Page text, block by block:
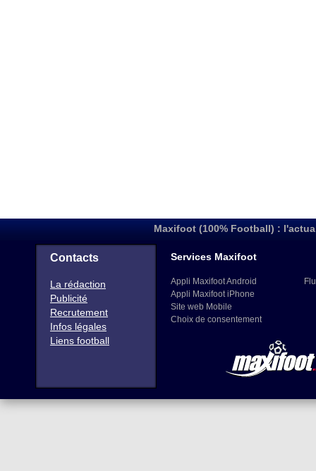
Maxifoot (100% Football) :
Contacts
La rédaction
Publicité
Recrutement
Infos légales
Liens football
Services Maxifoot
Appli Maxifoot Android
Appli Maxifoot iPhone
Site web Mobile
Choix de consentement